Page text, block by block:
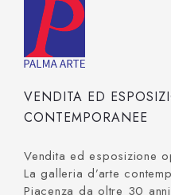
VENDITA ED
CONTEMPORANEE
Vendita ed esposizione
La galleria d’arte
Piacenza da oltre 30